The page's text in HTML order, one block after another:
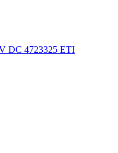
DC 4723325 ETI